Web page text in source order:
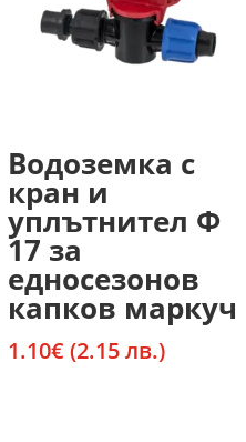
Водоземка с
кран и
уплътнител Ф
17 за
едносезонов
капков маркуч
1.10€ (2.15 лв.)